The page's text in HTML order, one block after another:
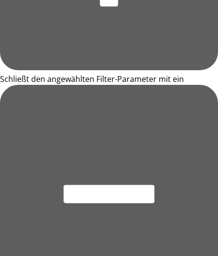
Schließt den angewählten Filter-Parameter mit ein